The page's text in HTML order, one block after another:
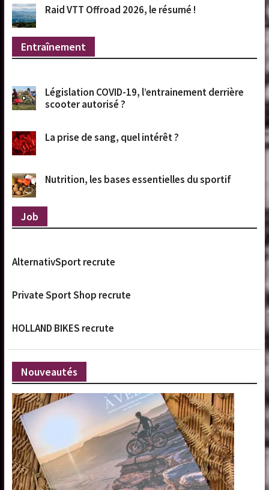
Raid VTT Offroad 2026, le résumé !
Entraînement
Législation COVID-19, l’entrainement derrière
scooter autorisé ?
La prise de sang, quel intérêt ?
Nutrition, les bases essentielles du sportif
Job
AlternativSport recrute
Private Sport Shop recrute
HOLLAND BIKES recrute
Nouveautés